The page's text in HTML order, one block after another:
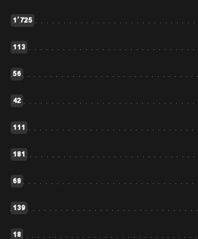
1٬725
113
56
42
111
181
68
139
18